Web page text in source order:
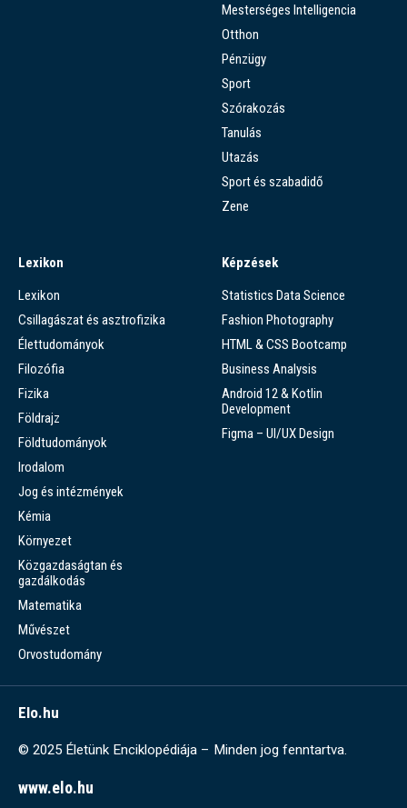
Mesterséges Intelligencia
Otthon
Pénzügy
Sport
Szórakozás
Tanulás
Utazás
Sport és szabadidő
Zene
Lexikon
Lexikon
Csillagászat és asztrofizika
Élettudományok
Filozófia
Fizika
Földrajz
Földtudományok
Irodalom
Jog és intézmények
Kémia
Környezet
Közgazdaságtan és
gazdálkodás
Matematika
Művészet
Orvostudomány
Képzések
Statistics Data Science
Fashion Photography
HTML & CSS Bootcamp
Business Analysis
Android 12 & Kotlin
Development
Figma – UI/UX Design
Elo.hu
© 2025 Életünk Enciklopédiája – Minden jog fenntartva.
www.elo.hu